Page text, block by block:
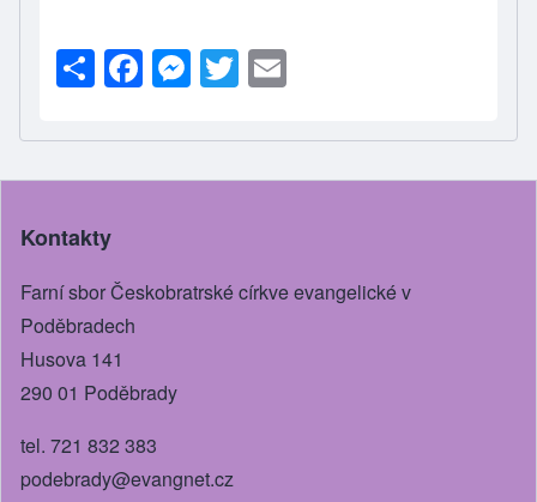
S
h
ar
e
F
a
c
e
o
M
e
ss
e
er
T
wi
tt
er
ail
Kontakty
Farní sbor Českobratrské církve evangelické v
Poděbradech
Husova 141
290 01 Poděbrady
tel. 721 832 383
podebrady@evangnet.cz